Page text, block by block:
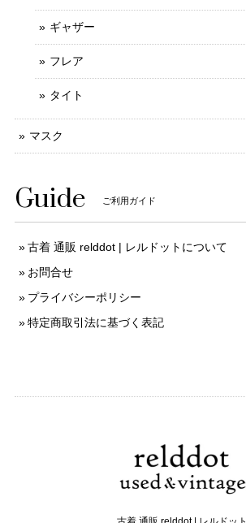
ギャザー
フレア
タイト
マスク
Guide ご利用ガイド
古着 通販 relddot | レルドットについて
お問合せ
プライバシーポリシー
特定商取引法に基づく表記